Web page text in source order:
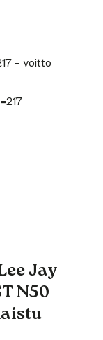
- voitto
Jay
N50